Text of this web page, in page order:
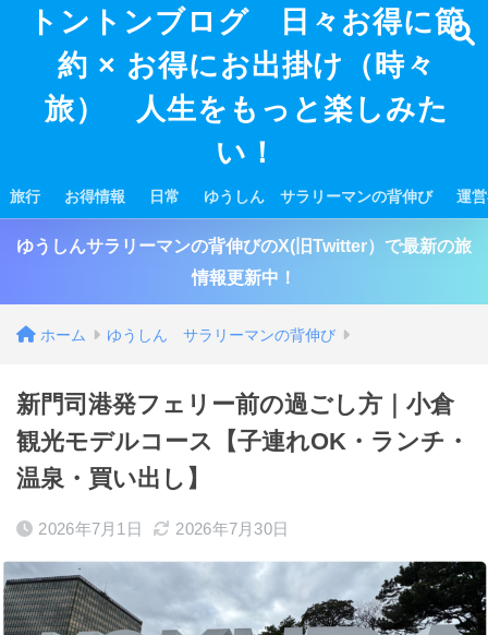
トントンブログ 日々お得に節
約 × お得にお出掛け（時々
旅） 人生をもっと楽しみた
い！
旅行 お得情報 日常 ゆうしん サラリーマンの背伸び 運
ゆうしんサラリーマンの背伸びのX(旧Twitter）で最新の旅
情報更新中！
ホーム ゆうしん サラリーマンの背伸び
新門司港発フェリー前の過ごし方｜小倉
観光モデルコース【子連れOK・ランチ・
温泉・買い出し】
2026年7月1日 2026年7月30日